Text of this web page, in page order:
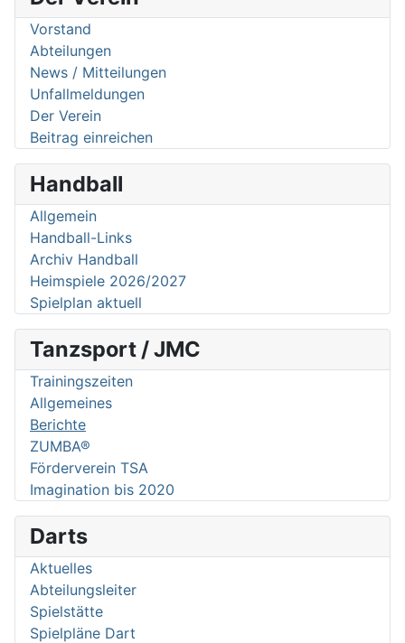
Vorstand
Abteilungen
News / Mitteilungen
Unfallmeldungen
Der Verein
Beitrag einreichen
Handball
Allgemein
Handball-Links
Archiv Handball
Heimspiele 2026/2027
Spielplan aktuell
Tanzsport / JMC
Trainingszeiten
Allgemeines
Berichte
ZUMBA®
Förderverein TSA
Imagination bis 2020
Darts
Aktuelles
Abteilungsleiter
Spielstätte
Spielpläne Dart